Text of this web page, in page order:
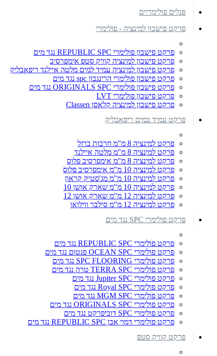
פנלים פולימריים
פרקט פישבון למינציה - פולימרי
פרקט פישבון פולימרי REPUBLIC SPC נגד מים
פרקט פישבון למינציה קוויק סטפ אימפרסיב
פרקט פישבון למינציה עמיד למים מלטה איילנד ריפאבליק
פרקט פישבון פולימרי הרינגבון spc נגד מים
פרקט פישבון פולימרי ORIGINALS SPC נגד מים
פרקט פישבון פולימרי LVT
פרקט פישבון למינציה קלאסן Classen
פרקט עמיד במים ריפאבליק
פרקט למינציה 8 מ"מ חרבות ברזל
פרקט למינציה 8 מ"מ מלטה איילנד
פרקט למינציה 8 מ"מ אימפרסיב פלוס
פרקט למינציה 10 מ"מ אימפרסיב פלוס
פרקט למינציה 10 מ"מ מג'סטיק קראון
פרקט למינציה 10 מ"מ שארק אושן 10
פרקט למינציה 12 מ"מ שארק אושן 12
פרקט למינציה 12 מ"מ סילבר ווילואו
פרקט פולימרי SPC נגד מים
פרקט פולימרי REPUBLIC SPC נגד מים
פרקט פולימרי OCEAN SPC פנטום נגד מים
פרקט פולימרי SPC FLOORING נגד מים
פרקט פולימרי TERRA SPC טרה נגד מים
פרקט פולימרי Jupiter SPC נגד מים
פרקט פולימרי Royal SPC נגד מים
פרקט פולימרי MGM SPC נגד מים
פרקט פולימרי ORIGINALS SPC נגד מים
פרקט פולימרי SPC דוביפרקט נגד מים
פרקט פולימרי דמוי אבן REPUBLIC SPC נגד מים
פרקט קוויק סטפ